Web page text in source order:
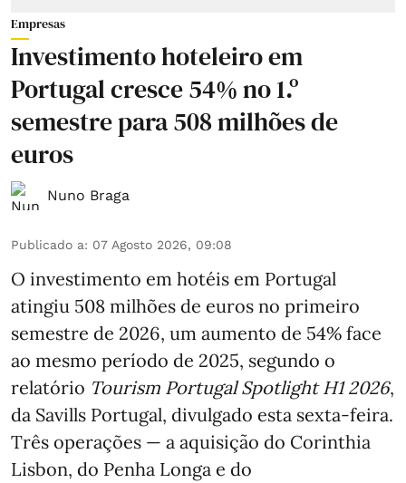
Empresas
Investimento hoteleiro em
Portugal cresce 54% no 1.º
semestre para 508 milhões de
euros
Nuno Braga
Publicado a: 07 Agosto 2026, 09:08
O investimento em hotéis em Portugal
atingiu 508 milhões de euros no primeiro
semestre de 2026, um aumento de 54% face
ao mesmo período de 2025, segundo o
relatório Tourism Portugal Spotlight H1 2026,
da Savills Portugal, divulgado esta sexta-feira.
Três operações — a aquisição do Corinthia
Lisbon, do Penha Longa e do